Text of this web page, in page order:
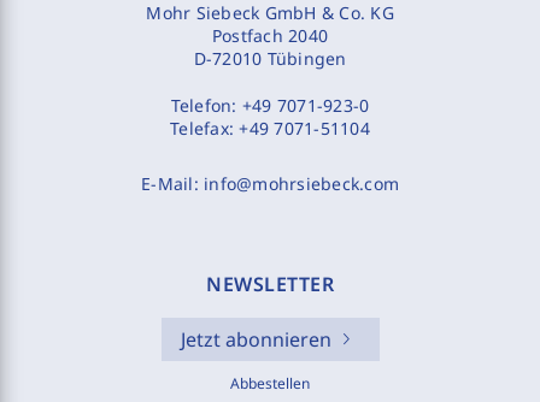
Mohr Siebeck GmbH & Co. KG
Postfach 2040
D-72010 Tübingen
Telefon: +49 7071-923-0
Telefax:+49 7071-51104
E-Mail: info@mohrsiebeck.com
NEWSLETTER
Jetzt abonnieren
Abbestellen